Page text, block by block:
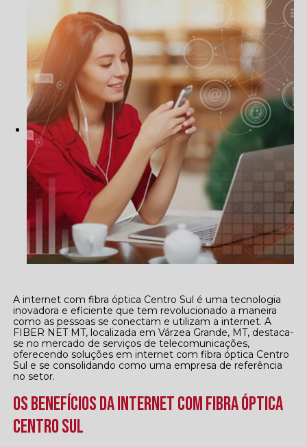
A internet com fibra óptica Centro Sul é uma tecnologia
inovadora e eficiente que tem revolucionado a maneira
como as pessoas se conectam e utilizam a internet. A
FIBER NET MT, localizada em Várzea Grande, MT, destaca-
se no mercado de serviços de telecomunicações,
oferecendo soluções em internet com fibra óptica Centro
Sul e se consolidando como uma empresa de referência
no setor.
Os Benefícios da Internet com Fibra Óptica
Centro Sul